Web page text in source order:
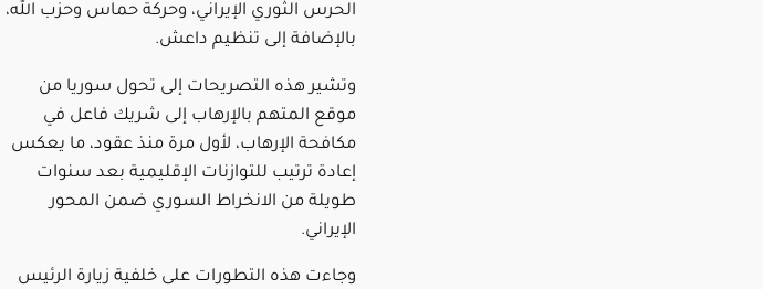
الحرس الثوري الإيراني، وحركة حماس وحزب الله،
بالإضافة إلى تنظيم داعش.
وتشير هذه التصريحات إلى تحول سوريا من
موقع المتهم بالإرهاب إلى شريك فاعل في
مكافحة الإرهاب، لأول مرة منذ عقود، ما يعكس
إعادة ترتيب للتوازنات الإقليمية بعد سنوات
طويلة من الانخراط السوري ضمن المحور
الإيراني.
وجاءت هذه التطورات على خلفية زيارة الرئيس